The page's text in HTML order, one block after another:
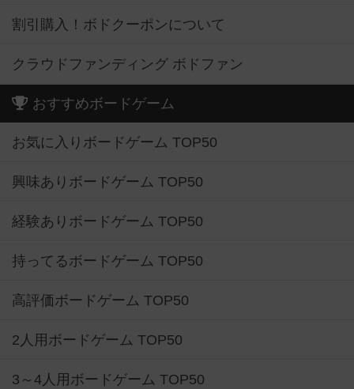
割引購入！ボドクーポンについて
クラウドファンディング ボドファン
おすすめボードゲーム
お気に入りボードゲーム TOP50
興味ありボードゲーム TOP50
経験ありボードゲーム TOP50
持ってるボードゲーム TOP50
高評価ボードゲーム TOP50
2人用ボードゲーム TOP50
3～4人用ボードゲーム TOP50